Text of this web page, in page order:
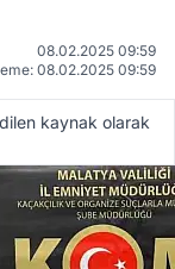
08.02.2025 09:59
08.02.2025 09:59
kaynak olarak